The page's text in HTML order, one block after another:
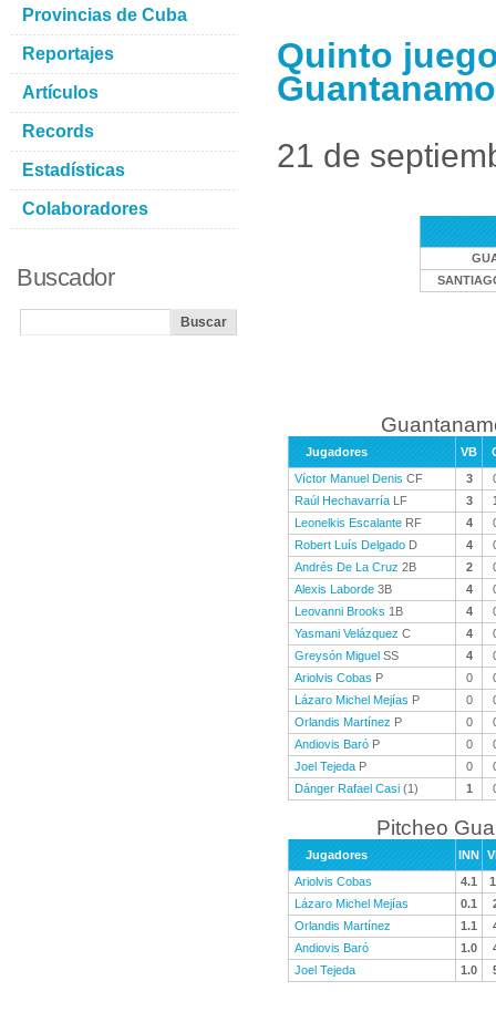
Quinto
Guantanamo
21 de
Jugadores VB
Víctor Manuel Denis CF 3
Raúl Hechavarría LF 3
Leonelkis Escalante RF 4
Robert Luís Delgado D 4
Andrés De La Cruz 2B 2
Alexis Laborde 3B 4
Leovanni Brooks 1B 4
Yasmani Velázquez C 4
Greysón Miguel SS 4
Ariolvis Cobas P 0
Lázaro Michel Mejías P 0
Orlandis Martínez P 0
Andiovis Baró P 0
Joel Tejeda P 0
Dánger Rafael Casi (1) 1
Pitcheo
Jugadores INN
Ariolvis Cobas
4.1
Lázaro Michel Mejías
0.1
Orlandis Martínez
1.1
Andiovis Baró
1.0
Joel Tejeda
1.0
Provincias de Cuba
Reportajes
Artículos
Records
Estadísticas
Colaboradores
Buscador